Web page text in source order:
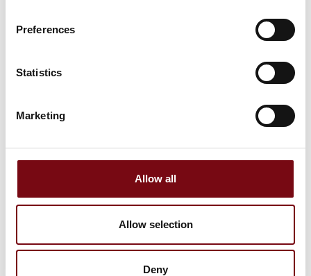
Preferences
Statistics
Marketing
Allow all
Allow selection
Deny